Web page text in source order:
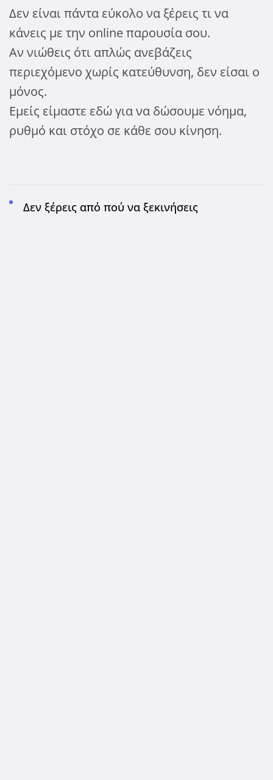
Δεν είναι πάντα εύκολο να ξέρεις τι να
κάνεις με την online παρουσία σου.
Αν νιώθεις ότι απλώς ανεβάζεις
περιεχόμενο χωρίς κατεύθυνση, δεν είσαι ο
μόνος.
Εμείς είμαστε εδώ για να δώσουμε νόημα,
ρυθμό και στόχο σε κάθε σου κίνηση.
Δεν ξέρεις από πού να ξεκινήσεις